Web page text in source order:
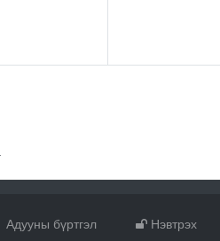
Адууны бүртгэл
Нэвтрэх